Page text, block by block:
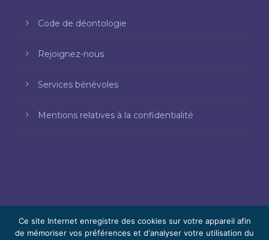
Code de déontologie
Rejoignez-nous
Services bénévoles
Mentions relatives à la confidentialité
Ce site Internet enregistre des cookies sur votre appareil afin
de mémoriser vos préférences et d'analyser votre utilisation du